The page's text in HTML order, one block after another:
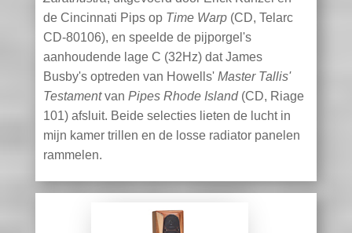
de Cincinnati Pips op Time Warp (CD, Telarc
CD-80106), en speelde de pijporgel's
aanhoudende lage C (32Hz) dat James
Busby's optreden van Howells' Master Tallis'
Testamentvan Pipes Rhode Island (CD, Riage
101) afsluit. Beide selecties lieten de lucht in
mijn kamer trillen en de losse radiator panelen
rammelen.